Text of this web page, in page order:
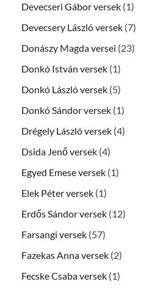
Devecseri Gábor versek (1)
Devecsery László versek (7)
Donászy Magda versei (23)
Donkó István versek (1)
Donkó László versek (5)
Donkó Sándor versek (1)
Drégely László versek (4)
Dsida Jenő versek (4)
Egyed Emese versek (1)
Elek Péter versek (1)
Erdős Sándor versek (12)
Farsangi versek (57)
Fazekas Anna versek (2)
Fecske Csaba versek (1)